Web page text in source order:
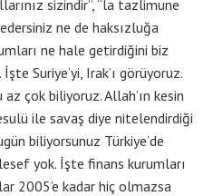
sizindir”, “la tazlimune
ne de haksızluğa
ne hale getirdiğini biz
Suriye’yi, Irak’ı görüyoruz.
çok biliyoruz. Allah’ın kesin
ile savaş diye nitelendirdiği
biliyorsunuz Türkiye’de
yok. İşte finans kurumları
2005’e kadar hiç olmazsa